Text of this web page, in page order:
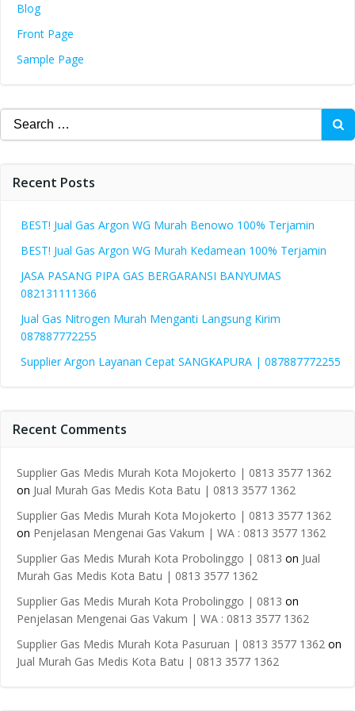
Blog
Front Page
Sample Page
Search
for:
Recent Posts
BEST! Jual Gas Argon WG Murah Benowo 100% Terjamin
BEST! Jual Gas Argon WG Murah Kedamean 100% Terjamin
JASA PASANG PIPA GAS BERGARANSI BANYUMAS
082131111366
Jual Gas Nitrogen Murah Menganti Langsung Kirim
087887772255
Supplier Argon Layanan Cepat SANGKAPURA | 087887772255
Recent Comments
Supplier Gas Medis Murah Kota Mojokerto | 0813 3577 1362
on Jual Murah Gas Medis Kota Batu | 0813 3577 1362
Supplier Gas Medis Murah Kota Mojokerto | 0813 3577 1362
on Penjelasan Mengenai Gas Vakum | WA : 0813 3577 1362
Supplier Gas Medis Murah Kota Probolinggo | 0813 on Jual
Murah Gas Medis Kota Batu | 0813 3577 1362
Supplier Gas Medis Murah Kota Probolinggo | 0813 on
Penjelasan Mengenai Gas Vakum | WA : 0813 3577 1362
Supplier Gas Medis Murah Kota Pasuruan | 0813 3577 1362 on
Jual Murah Gas Medis Kota Batu | 0813 3577 1362